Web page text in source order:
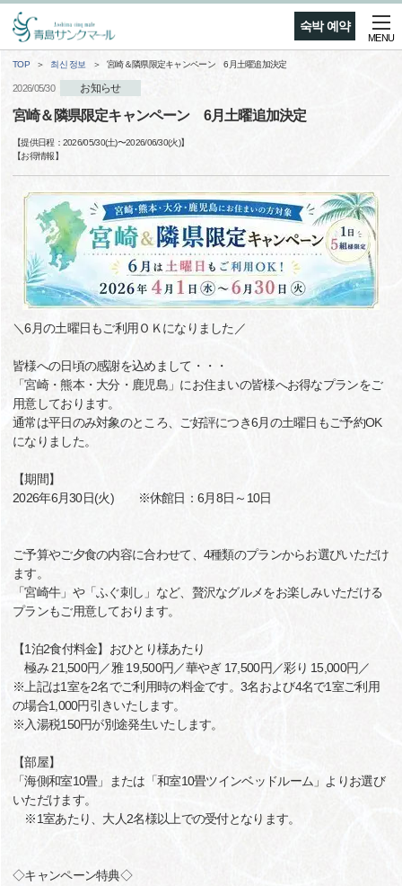
숙박 예약
MENU
TOP 최신 정보 宮崎＆隣県限定キャンペーン 6月土曜追加決定
2026/05/30 お知らせ
宮崎＆隣県限定キャンペーン 6月土曜追加決定
【提供日程： 2026/05/30(土)〜2026/06/30(火)】
【お得情報】
＼6月の土曜日もご利用ＯＫになりました／
皆様への日頃の感謝を込めまして・・・
「宮崎・熊本・大分・鹿児島」にお住まいの皆様へお得なプランをご
用意しております。
通常は平日のみ対象のところ、ご好評につき6月の土曜日もご予約OK
になりました。
【期間】
2026年6月30日(火) ※休館日：6月8日～10日
ご予算やご夕食の内容に合わせて、4種類のプランからお選びいただけ
ます。
「宮崎牛」や「ふぐ刺し」など、贅沢なグルメをお楽しみいただける
プランもご用意しております。
【1泊2食付料金】おひとり様あたり
極み 21,500円／雅 19,500円／華やぎ 17,500円／彩り 15,000円／
※上記は1室を2名でご利用時の料金です。3名および4名で1室ご利用
の場合1,000円引きいたします。
※入湯税150円が別途発生いたします。
【部屋】
「海側和室10畳」または「和室10畳ツインベッドルーム」よりお選び
いただけます。
※1室あたり、大人2名様以上での受付となります。
◇キャンペーン特典◇